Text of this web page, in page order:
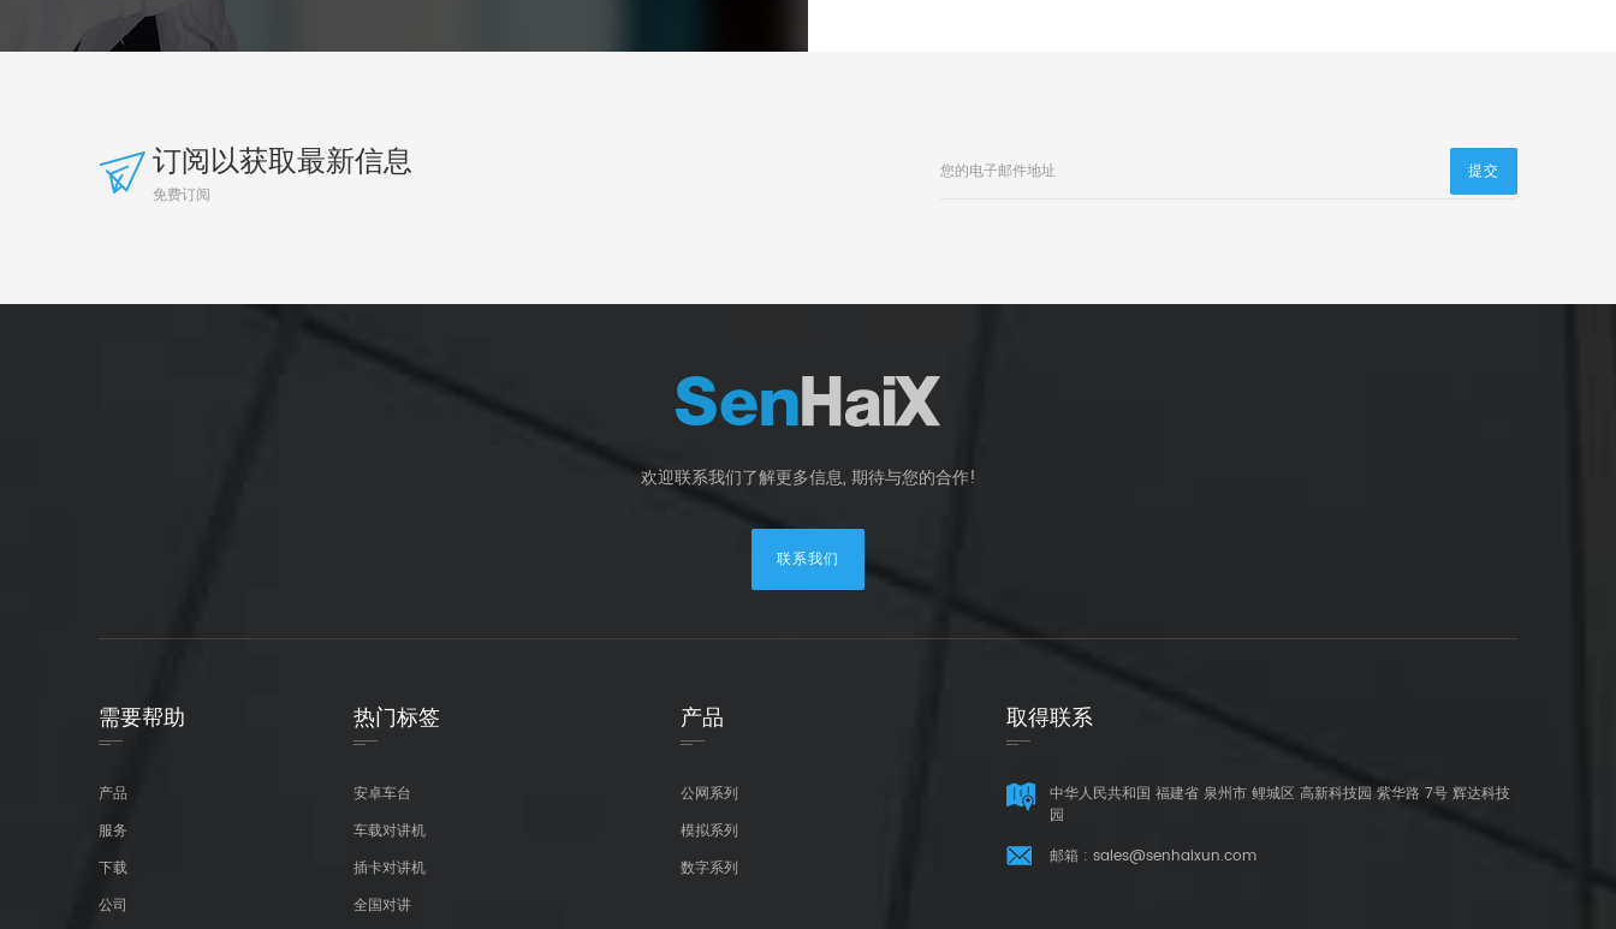
订阅以获取最新信息
免费订阅
欢迎联系我们了解更多信息, 期待与您的合作!
联系我们
需要帮助
产品
服务
下载
公司
热门标签
安卓车台
车载对讲机
插卡对讲机
全国对讲
产品
公网系列
模拟系列
数字系列
取得联系
中华人民共和国 福建省 泉州市 鲤城区 高新科技园 紫华路 7号 辉达科技
园
邮箱 :sales@senhaixun.com